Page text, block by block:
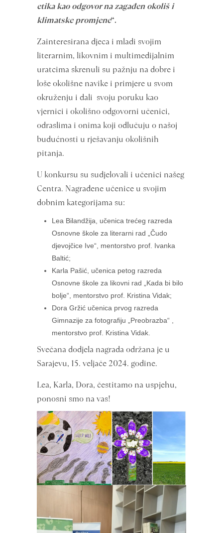
etika kao odgovor na zagađen okoliš i
klimatske promjene“.
Zainteresirana djeca i mladi svojim
literarnim, likovnim i multimedijalnim
uratcima skrenuli su pažnju na dobre i
loše okolišne navike i primjere u svom
okruženju i dali svoju poruku kao
vjernici i okolišno odgovorni učenici,
odraslima i onima koji odlučuju o našoj
budućnosti u rješavanju okolišnih
pitanja.
U konkursu su sudjelovali i učenici našeg
Centra. Nagrađene učenice u svojim
dobnim kategorijama su:
Lea Bilandžija, učenica trećeg razreda
Osnovne škole za literarni rad „Čudo
djevojčice Ive“, mentorstvo prof. Ivanka
Baltić;
Karla Pašić, učenica petog razreda
Osnovne škole za likovni rad „Kada bi bilo
bolje“, mentorstvo prof. Kristina Vidak;
Dora Gržić učenica prvog razreda
Gimnazije za fotografiju „Preobrazba“ ,
mentorstvo prof. Kristina Vidak.
Svečana dodjela nagrada održana je u
Sarajevu, 15. veljače 2024. godine.
Lea, Karla, Dora, čestitamo na uspjehu,
ponosni smo na vas!